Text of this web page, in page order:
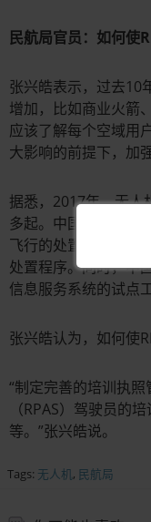
民航局官员：如何使
张兴皓表示，过去10
增加，比如商业火箭
应该了解每个空域用
大影响的前提下，加
据悉，2017年，无人
多起。中国空中交通
飞行的处置程序，提
处置程序。同时，中
信息服务系统的试点工
张兴皓认为，如何使
“制定完善的培训执
（RPAS）驾驶员的
等。”张兴皓说。
Tags: 无人机, 民航局